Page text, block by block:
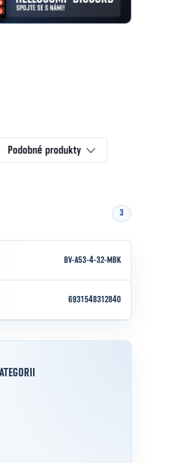
Podobné produkty
3
BV-A53-4-32-MBK
6931548312840